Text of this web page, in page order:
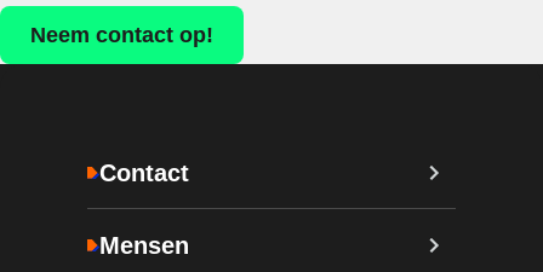
Neem contact op!
Contact
Mensen